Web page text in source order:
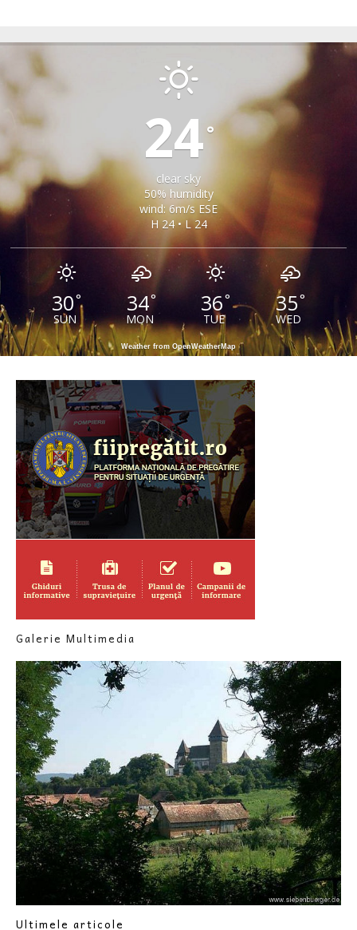
24°
clear sky
50% humidity
wind: 6m/s ESE
H 24 • L 24
30°
SUN
34°
MON
36°
TUE
35°
WED
Weather from OpenWeatherMap
Galerie Multimedia
Ultimele articole